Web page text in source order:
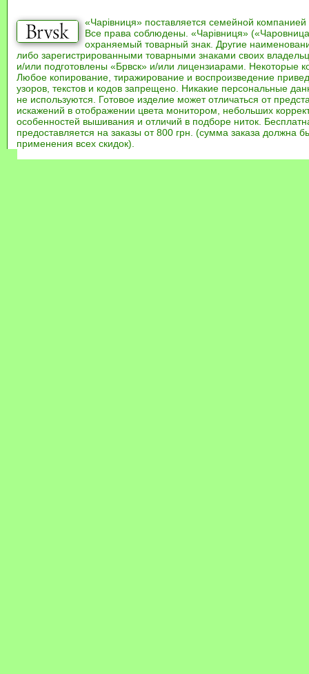
«Чарівниця» поставляется семейной компанией
Все права соблюдены. «Чарівниця»
охраняемый товарный знак. Другие
либо зарегистрированными товарными знаками своих
и/или подготовлены «Брвск» и/или лицензиарами. Некоторые
Любое копирование, тиражирование и воспроизведение
узоров, текстов и кодов запрещено. Никакие персональные
не используются. Готовое изделие может отличаться от
искажений в отображении цвета монитором, небольших
особенностей вышивания и отличий в подборе ниток.
предоставляется на заказы от 800 грн. (сумма заказа должна
применения всех скидок).